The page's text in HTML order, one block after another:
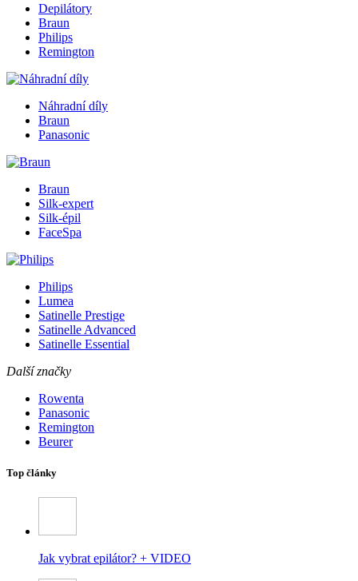
Depilátory
Braun
Philips
Remington
Náhradní díly
Braun
Panasonic
Braun
Silk-expert
Silk-épil
FaceSpa
Philips
Lumea
Satinelle Prestige
Satinelle Advanced
Satinelle Essential
Další značky
Rowenta
Panasonic
Remington
Beurer
Top články
Jak vybrat epilátor? + VIDEO